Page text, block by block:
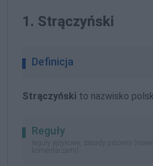
1. Strączyński
Definicja
Strączyński to nazwisko
Reguły
reguły językowe, zasady pisowni
komentarzami)